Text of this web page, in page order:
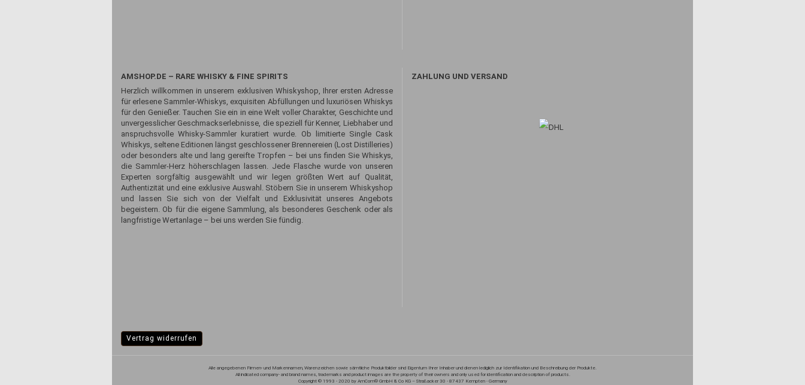
AMSHOP.DE – RARE WHISKY & FINE SPIRITS
Herzlich willkommen in unserem exklusiven Whiskyshop, Ihrer ersten Adresse
für erlesene Sammler-Whiskys, exquisiten Abfüllungen und luxuriösen Whiskys
für den Genießer. Tauchen Sie ein in eine Welt voller Charakter, Geschichte und
unvergesslicher Geschmackserlebnisse, die speziell für Kenner, Liebhaber und
anspruchsvolle Whisky-Sammler kuratiert wurde. Ob limitierte Single Cask
Whiskys, seltene Editionen längst geschlossener Brennereien (Lost Distilleries)
oder besonders alte und lang gereifte Tropfen – bei uns finden Sie Whiskys,
die Sammler-Herz höherschlagen lassen. Jede Flasche wurde von unseren
Experten sorgfältig ausgewählt und wir legen größten Wert auf Qualität,
Authentizität und eine exklusive Auswahl. Stöbern Sie in unserem Whiskyshop
und lassen Sie sich von der Vielfalt und Exklusivität unseres Angebots
begeistern. Ob für die eigene Sammlung, als besonderes Geschenk oder als
langfristige Wertanlage – bei uns werden Sie fündig.
ZAHLUNG UND VERSAND
Vertrag widerrufen
Alle angegebenen Firmen- und Markennamen, Warenzeichen sowie sämtliche Produktbilder sind Eigentum Ihrer Inhaber und dienen lediglich zur Identifikation und Beschreibung der Produkte.
All indicated company- and brand names, trademarks and product images are the property of their owners and only used for identification and description of products.
Copyright © 1993 - 2020 by AmCom® GmbH & Co KG – Straßacker 30 - 87437 Kempten - Germany